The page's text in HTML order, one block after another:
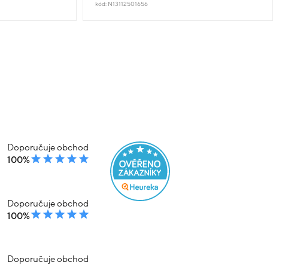
kód: N13112501656
Doporučuje obchod
100%
Doporučuje obchod
100%
Doporučuje obchod